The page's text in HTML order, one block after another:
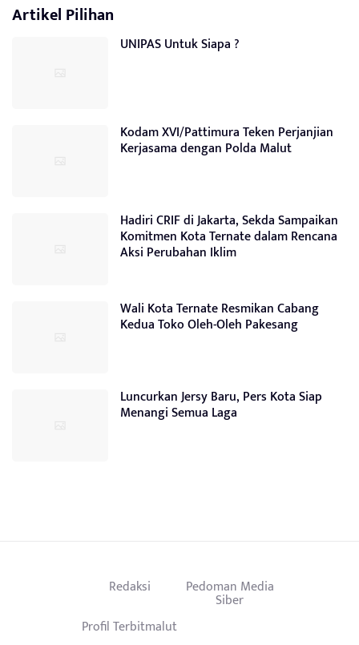
Artikel Pilihan
UNIPAS Untuk Siapa ?
Kodam XVI/Pattimura Teken Perjanjian
Kerjasama dengan Polda Malut
Hadiri CRIF di Jakarta, Sekda Sampaikan
Komitmen Kota Ternate dalam Rencana
Aksi Perubahan Iklim
Wali Kota Ternate Resmikan Cabang
Kedua Toko Oleh-Oleh Pakesang
Luncurkan Jersy Baru, Pers Kota Siap
Menangi Semua Laga
Redaksi Pedoman Media
Siber
Profil Terbitmalut